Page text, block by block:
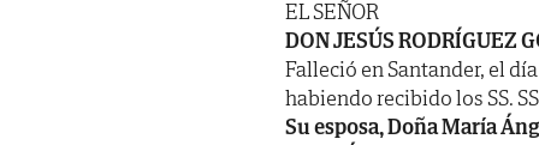
EL SEÑOR
DON JESÚS RODRÍGUEZ
Falleció en Santander, el
habiendo recibido los SS.
Su esposa, Doña María